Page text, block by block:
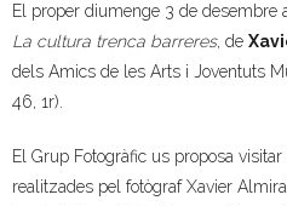
Grup Fotogràfic
Cine-Club
Grup de Teatre
El proper diumenge 3 de desembre
La cultura trenca barreres, de
dels Amics de les Arts i Joventuts
46, 1r).
El Grup Fotogràfic us proposa visitar
realitzades pel fotògraf Xavier